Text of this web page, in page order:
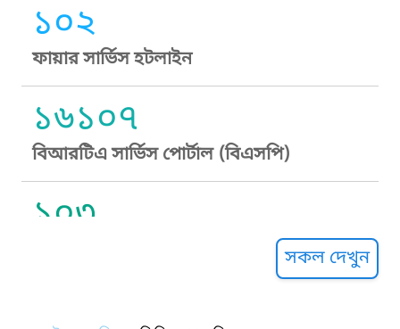
১০২
ফায়ার সার্ভিস হটলাইন
১৬১০৭
বিআরটিএ সার্ভিস পোর্টাল (বিএসপি)
১০৩
সকল দেখুন